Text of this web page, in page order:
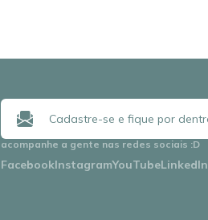
acompanhe a gente nas redes sociais :D
FacebookInstagramYouTubeLinkedIn